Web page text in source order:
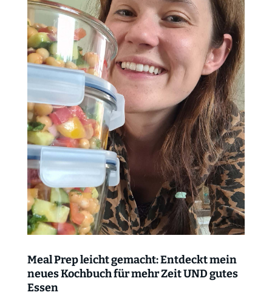
Meal Prep leicht gemacht: Entdeckt mein
neues Kochbuch für mehr Zeit UND gutes
Essen